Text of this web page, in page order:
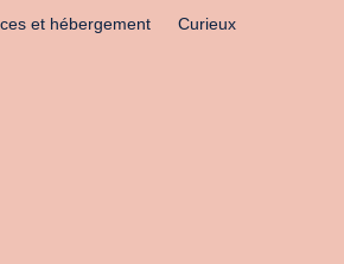
et hébergement
Curieux